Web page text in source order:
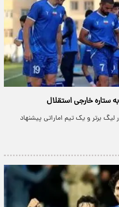
ستاره خارجی استقلال
برتر و یک تیم اماراتی پیشنهاد